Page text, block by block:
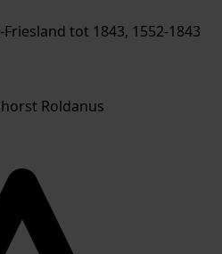
tot 1843, 1552-1843
Roldanus